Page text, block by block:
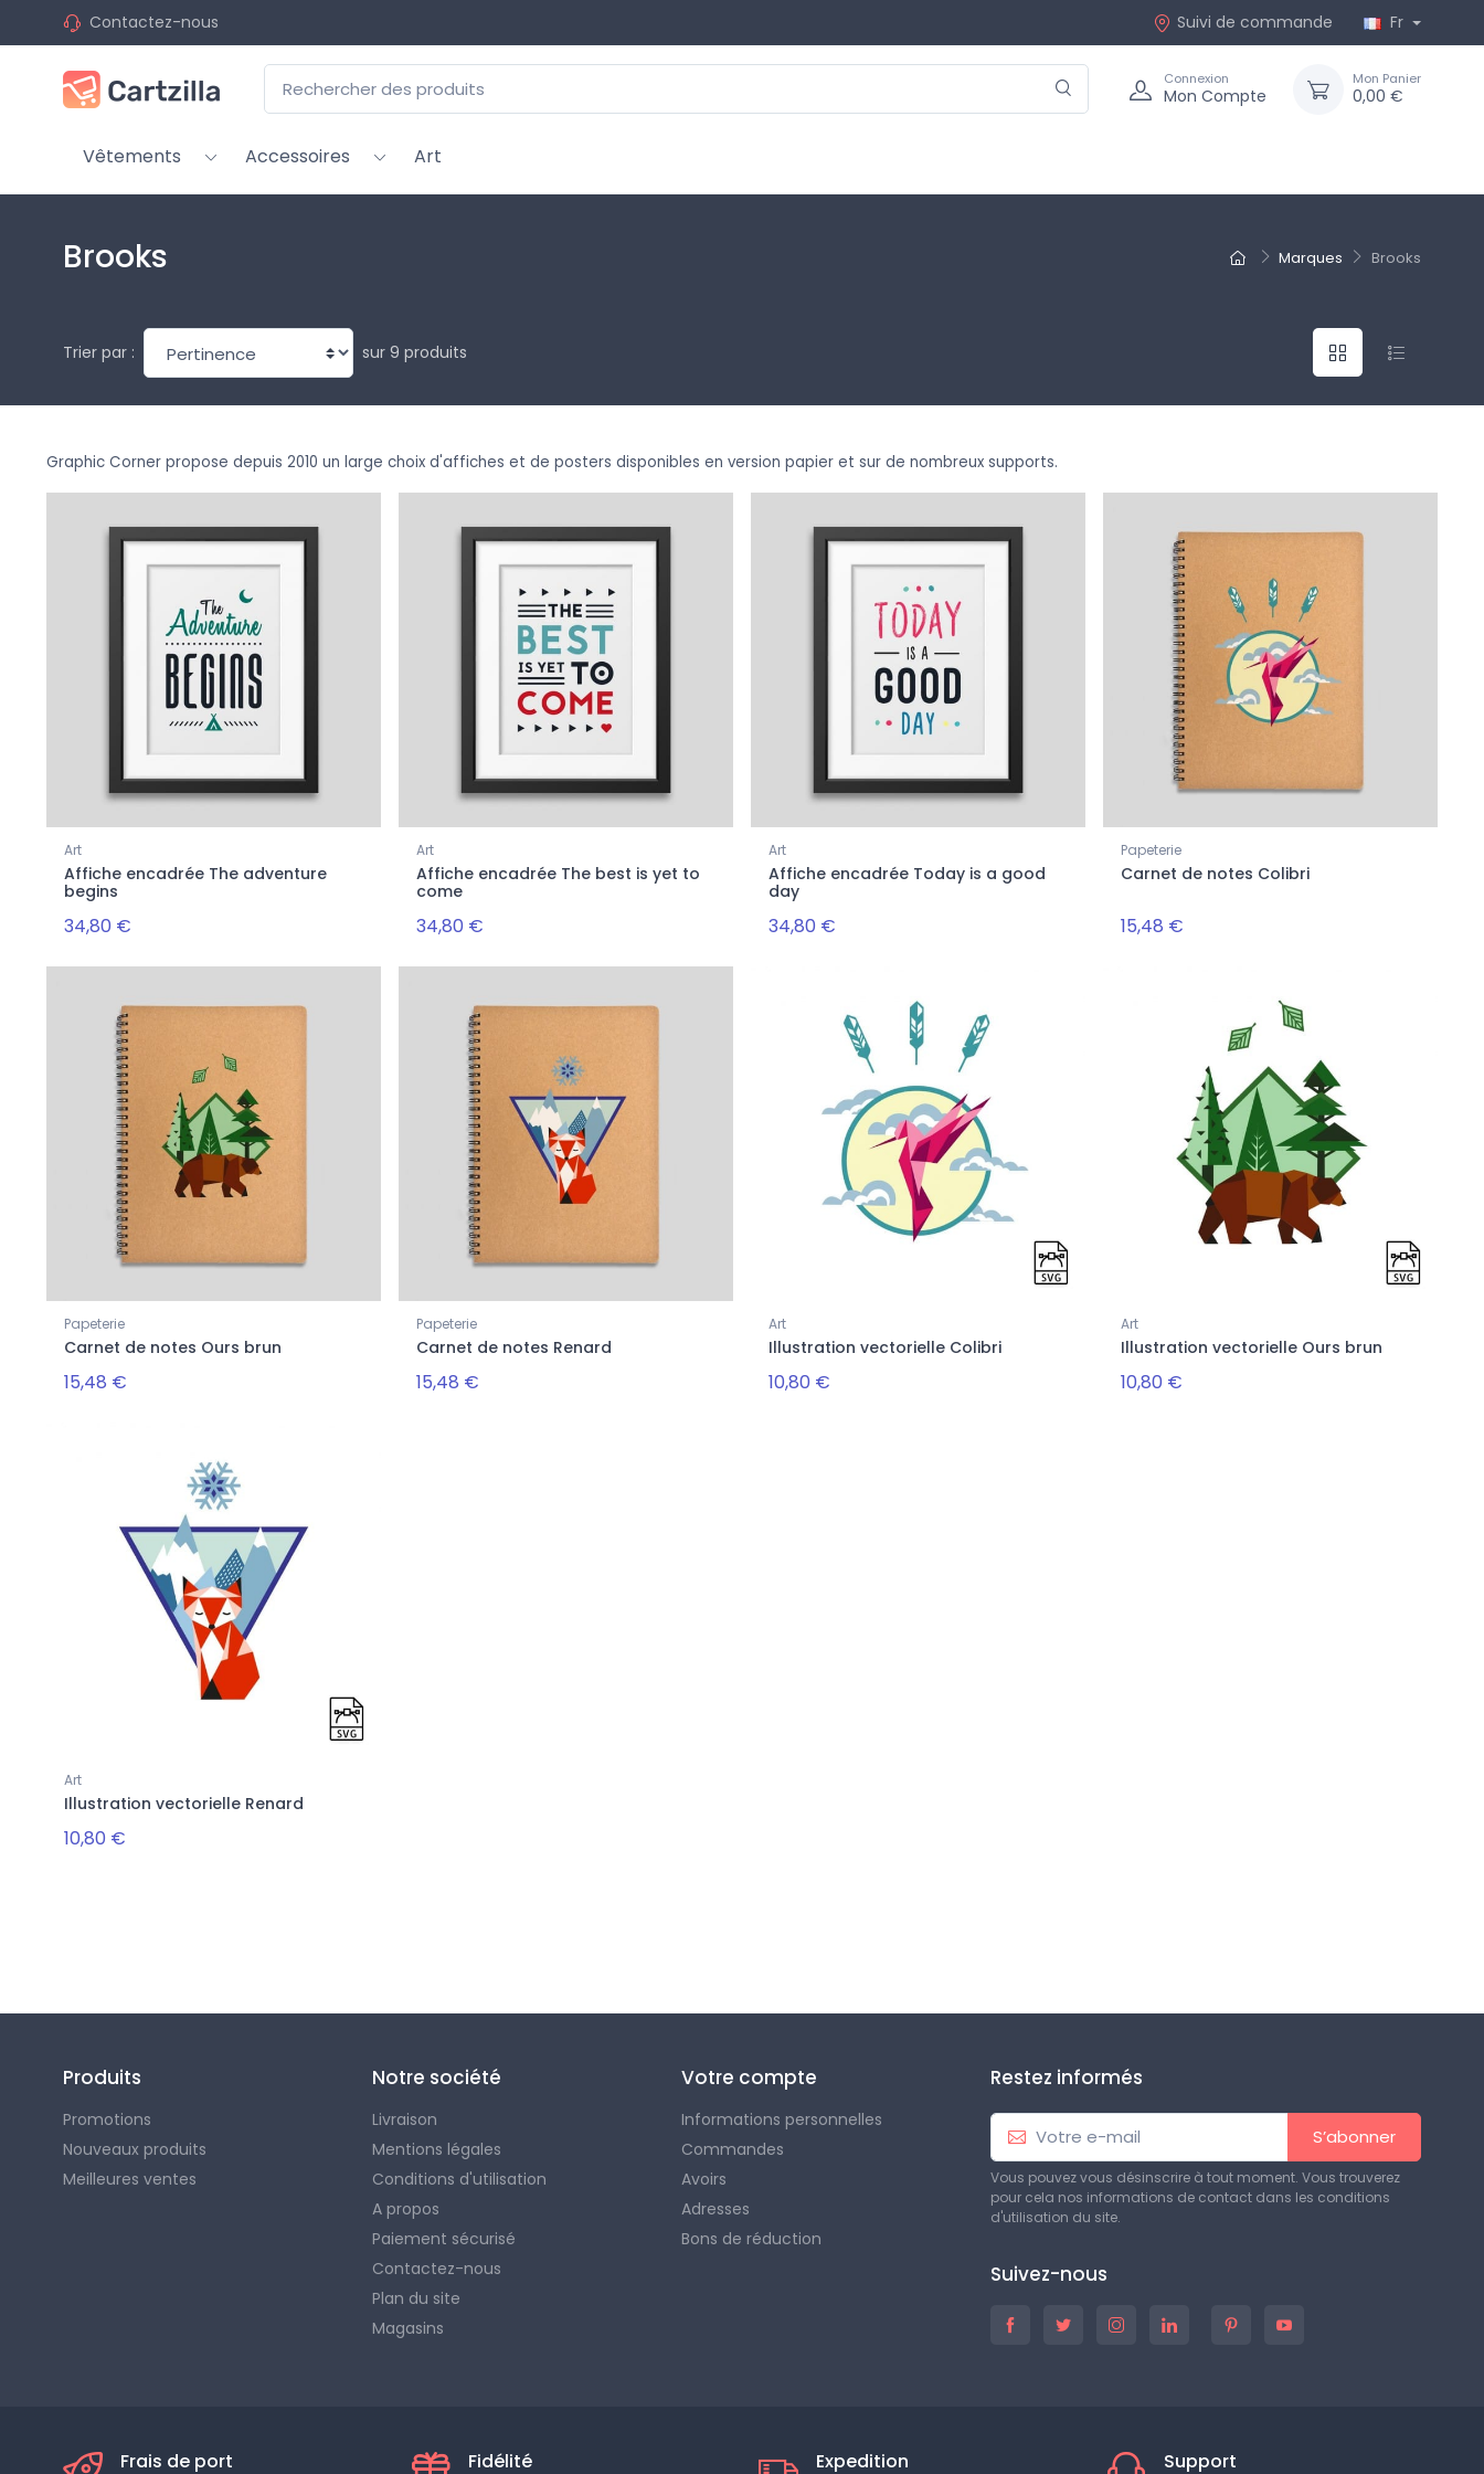
Contactez-nous Suivi de commande Fr
Connexion
Mon Compte
Mon Panier
0,00 €
Vêtements Accessoires Art
Marques Brooks
Brooks
Trier par : sur 9 produits
Graphic Corner propose depuis 2010 un large choix d'affiches et de posters disponibles en version papier et sur de nombreux supports.
Art
Affiche encadrée The adventure
begins
34,80 €
Art
Affiche encadrée The best is yet to
come
34,80 €
Art
Affiche encadrée Today is a good
day
34,80 €
Papeterie
Carnet de notes Colibri
15,48 €
Papeterie
Carnet de notes Ours brun
15,48 €
Papeterie
Carnet de notes Renard
15,48 €
Art
Illustration vectorielle Colibri
10,80 €
Art
Illustration vectorielle Ours brun
10,80 €
Art
Illustration vectorielle Renard
10,80 €
Produits
Promotions
Nouveaux produits
Meilleures ventes
Notre société
Livraison
Mentions légales
Conditions d'utilisation
A propos
Paiement sécurisé
Contactez-nous
Plan du site
Magasins
Votre compte
Informations personnelles
Commandes
Avoirs
Adresses
Bons de réduction
Restez informés
S’abonner
Vous pouvez vous désinscrire à tout moment. Vous trouverez
pour cela nos informations de contact dans les conditions
d'utilisation du site.
Suivez-nous
Frais de port Fidélité Expedition Support